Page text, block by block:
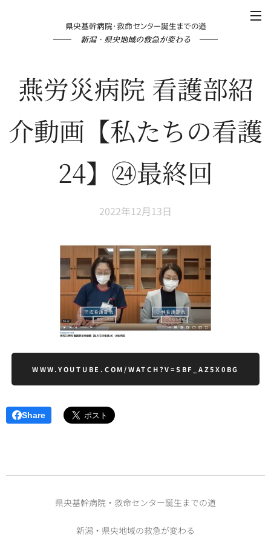
県央基幹病院・救命センター誕生までの道
新潟・県央地域の救急が変わる
燕労災病院 看護部紹
介動画【私たちの看護
24】㉔最終回
2022年12月13日
WWW.YOUTUBE.COM/WATCH?V=SBF_AZ5X0BG
Share
県央基幹病院・救命センター誕生までの道
新潟・県央地域の救急が変わる